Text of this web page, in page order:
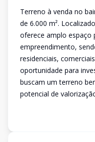
Terreno à venda no
de 6.000 m².
oferece amplo espaço
empreendimento,
residenciais,
oportunidade para
buscam um terreno
potencial de